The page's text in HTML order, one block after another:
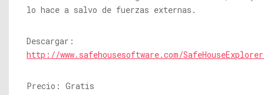
lo hace a salvo de fuerzas externas.
Descargar:
http://www.safehousesoftware.com/
Precio: Gratis